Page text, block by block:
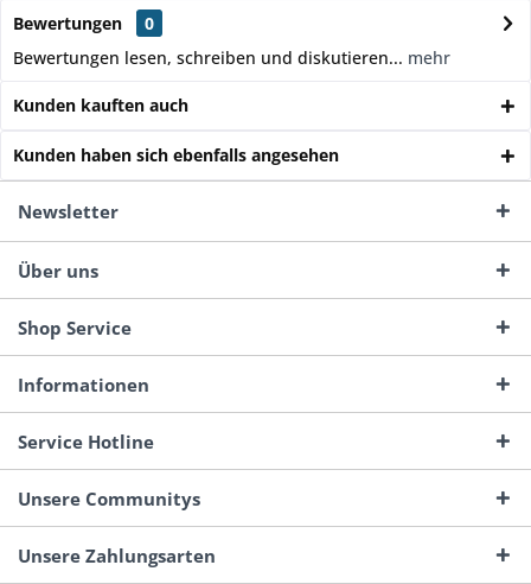
Bewertungen
0
Bewertungen lesen, schreiben und diskutieren... mehr
Kunden kauften auch
Kunden haben sich ebenfalls angesehen
Newsletter
Über uns
Shop Service
Informationen
Service Hotline
Unsere Communitys
Unsere Zahlungsarten